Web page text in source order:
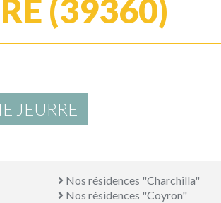
(39360)
JEURRE
Nos résidences "Charchilla"
Nos résidences "Coyron"